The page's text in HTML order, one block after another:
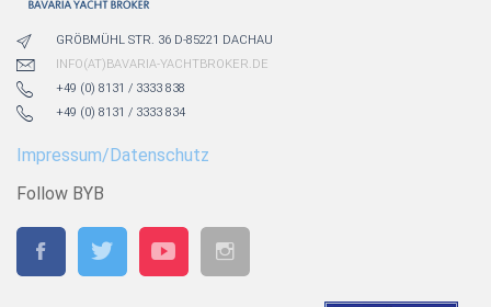
GRÖBMÜHL STR. 36 D-85221 DACHAU
INFO(AT)BAVARIA-YACHTBROKER.DE
+49 (0) 8131 / 3333 838
+49 (0) 8131 / 3333 834
Impressum/Datenschutz
Follow BYB